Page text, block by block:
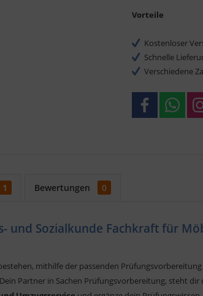
Vorteile
Kostenloser
Schnelle
Verschiedene
1 Bewertungen 0
und Sozialkunde Fachkraft für
mithilfe der passenden
Partner in Sachen Prüfungsvorbereitung, steht